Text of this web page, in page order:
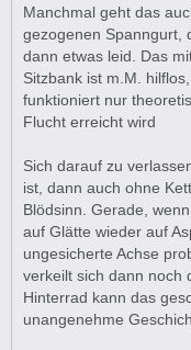
Manchmal geht das
gezogenen Spanngurt,
dann etwas leid. Das
Sitzbank ist m.M.
funktioniert nur
Flucht erreicht wird
Sich darauf zu
ist, dann auch ohne
Blödsinn. Gerade,
auf Glätte wieder auf
ungesicherte Achse
verkeilt sich dann noch
Hinterrad kann das
unangenehme